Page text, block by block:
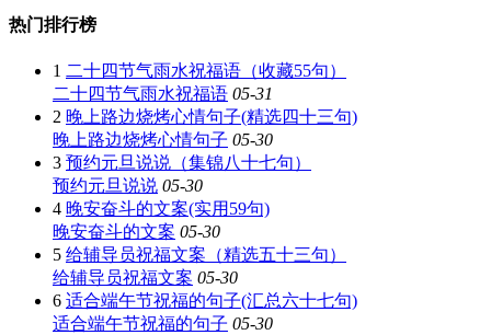
热门排行榜
1 二十四节气雨水祝福语（收藏55句）
二十四节气雨水祝福语 05-31
2 晚上路边烧烤心情句子(精选四十三句)
晚上路边烧烤心情句子 05-30
3 预约元旦说说（集锦八十七句）
预约元旦说说 05-30
4 晚安奋斗的文案(实用59句)
晚安奋斗的文案 05-30
5 给辅导员祝福文案（精选五十三句）
给辅导员祝福文案 05-30
6 适合端午节祝福的句子(汇总六十七句)
适合端午节祝福的句子 05-30